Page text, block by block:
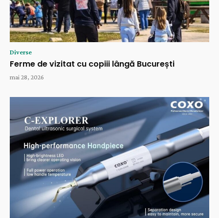
Diverse
Ferme de vizitat cu copiii lângă București
mai 28, 2026